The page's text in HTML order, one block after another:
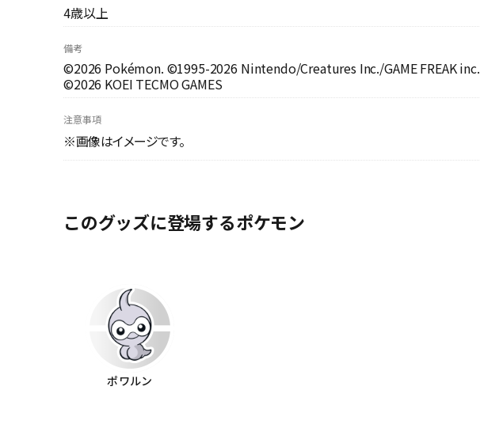
4歳以上
備考
©2026 Pokémon. ©1995-2026 Nintendo/Creatures Inc./GAME FREAK inc.
©2026 KOEI TECMO GAMES
注意事項
※画像はイメージです。
このグッズに登場するポケモン
ポワルン